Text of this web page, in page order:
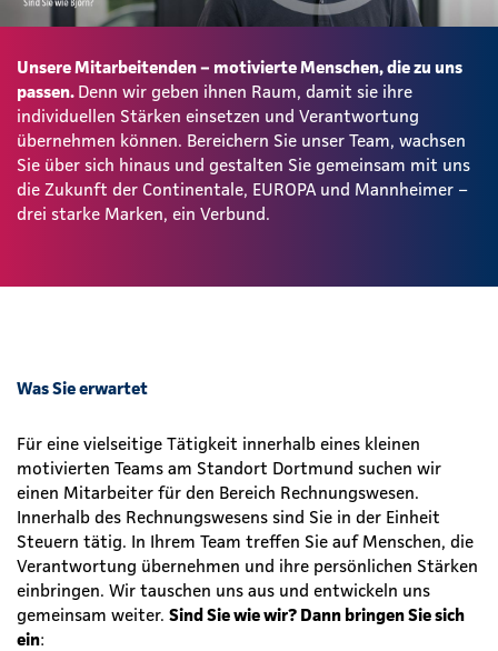
Unsere Mitarbeitenden – motivierte Menschen, die zu uns
passen. Denn wir geben ihnen Raum, damit sie ihre
individuellen Stärken einsetzen und Verantwortung
übernehmen können. Bereichern Sie unser Team, wachsen
Sie über sich hinaus und gestalten Sie gemeinsam mit uns
die Zukunft der Continentale, EUROPA und Mannheimer –
drei starke Marken, ein Verbund.
Was Sie erwartet
Für eine vielseitige Tätigkeit innerhalb eines kleinen
motivierten Teams am Standort Dortmund suchen wir
einen Mitarbeiter für den Bereich Rechnungswesen.
Innerhalb des Rechnungswesens sind Sie in der Einheit
Steuern tätig. In Ihrem Team treffen Sie auf Menschen, die
Verantwortung übernehmen und ihre persönlichen Stärken
einbringen. Wir tauschen uns aus und entwickeln uns
gemeinsam weiter. Sind Sie wie wir? Dann bringen Sie sich
ein: